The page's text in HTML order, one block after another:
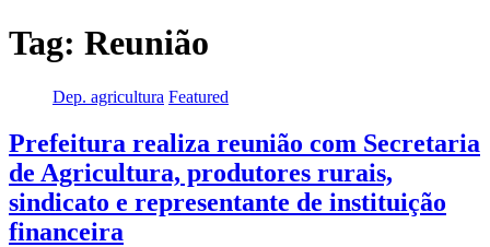
Tag: Reunião
Dep. agricultura Featured
Prefeitura realiza reunião com Secretaria
de Agricultura, produtores rurais,
sindicato e representante de instituição
financeira